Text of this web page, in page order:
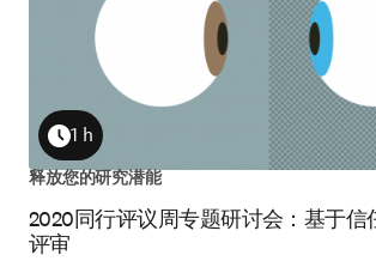
2020同行评议周专题研讨会：基于信
评审
Duration
1 h
释放您的研究潜能